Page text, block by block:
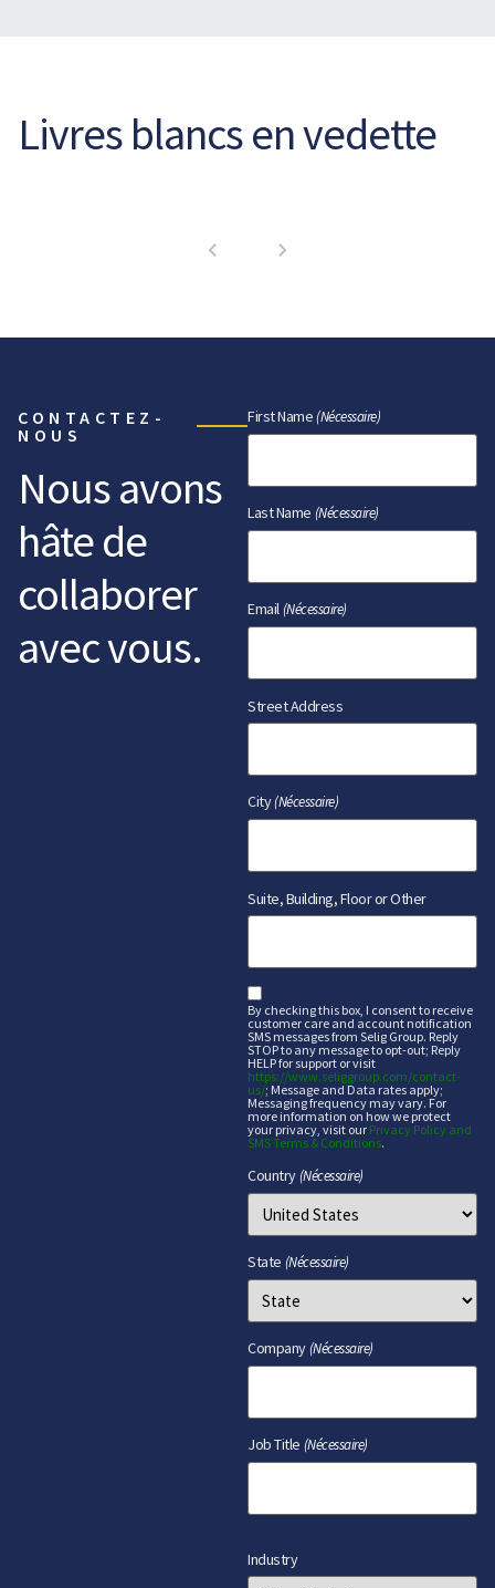
Livres blancs en vedette
CONTACTEZ-
NOUS
Nous avons
hâte de
collaborer
avec vous.
First Name(Nécessaire)
Last Name (Nécessaire)
Email (Nécessaire)
Street Address
City(Nécessaire)
Suite, Building, Floor or Other
sms
By checking this box, I consent to receive
customer care and account notification
SMS messages from Selig Group. Reply
STOP to any message to opt-out; Reply
HELP for support or visit
https://www.seliggroup.com/contact-
us/; Message and Data rates apply;
Messaging frequency may vary. For
more information on how we protect
your privacy, visit our Privacy Policy and
SMS Terms & Conditions.
Country (Nécessaire)
State (Nécessaire)
Company (Nécessaire)
Job Title (Nécessaire)
Industry